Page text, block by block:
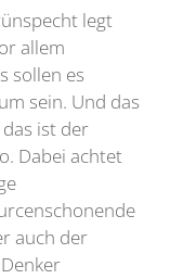
legt
allem
sollen es
sein. Und das
ist der
Dabei achtet
auch der